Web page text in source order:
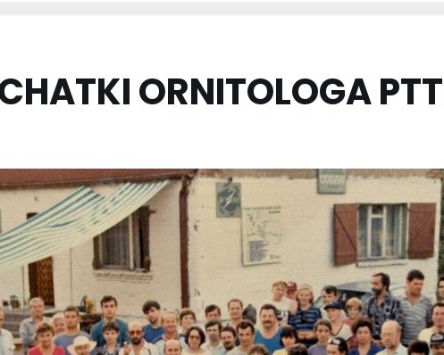
ORNITOLOGA